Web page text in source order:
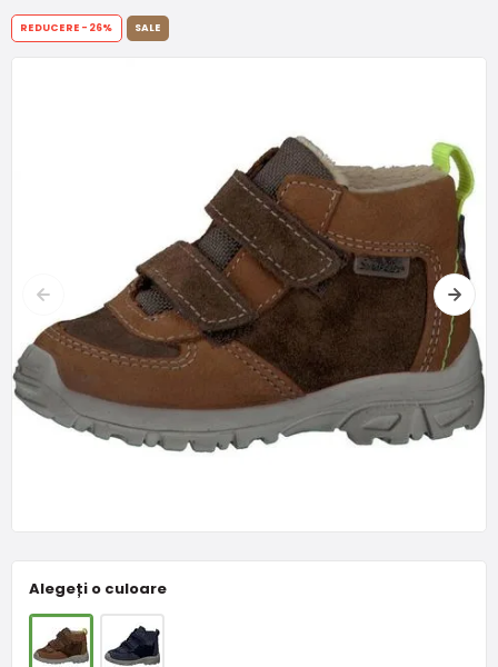
Alegeți o culoare
REDUCERE -26% SALE